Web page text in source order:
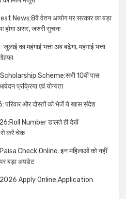
News:8वें वेतन आयोग पर सरकार का बड़ा
होगा असर, जरुरी सुचना
का महंगाई भत्ता अब बढ़ेगा, महंगाई भत्ता
Scheme:सभी 10वीं पास
प्रक्रिया एवं योग्यता
और दोस्तों को भेजें ये खास संदेश
Number डालते ही देखें
से करें चेक
Check Online: इन महिलाओं को नहीं
बड़ा अपडेट
Apply Online,Application